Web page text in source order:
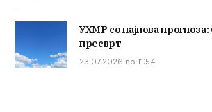
УХМР со најнова
пресврт
23.07.2026 во 11:54